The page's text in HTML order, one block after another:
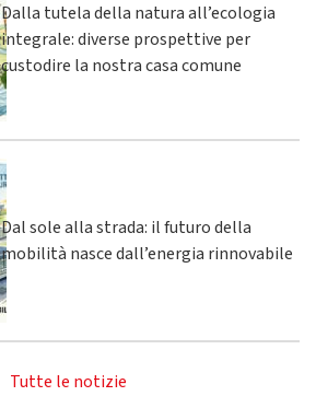
Dalla tutela della natura all’ecologia
integrale: diverse prospettive per
custodire la nostra casa comune
Dal sole alla strada: il futuro della
mobilità nasce dall’energia rinnovabile
Tutte le notizie